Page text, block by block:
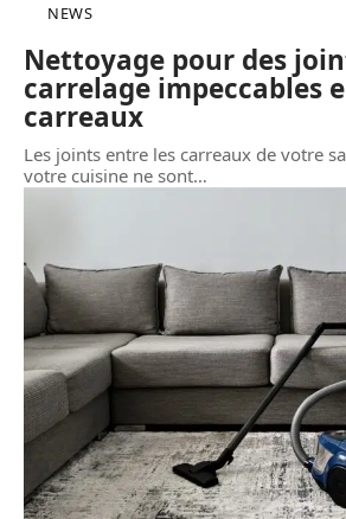
NEWS
Nettoyage pour des
carrelage impeccables
carreaux
Les joints entre les carreaux de votre
votre cuisine ne sont…